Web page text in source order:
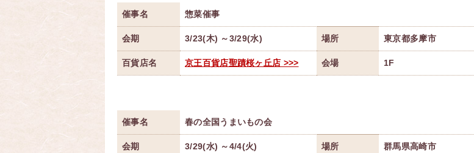
催事名 惣菜催事
会期 3/23(木) ～3/29(水) 場所 東京都多摩市
百貨店名 京王百貨店聖蹟桜ヶ丘店 >>> 会場 1F
催事名 春の全国うまいもの会
会期 3/29(水) ～4/4(火) 場所 群馬県高崎市